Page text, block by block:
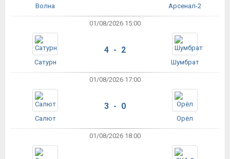
Волна Арсенал-2
01/08/2026 15:00
Сатурн
4 - 2
Шумбрат
01/08/2026 17:00
Салют
3 - 0
Орёл
01/08/2026 18:00